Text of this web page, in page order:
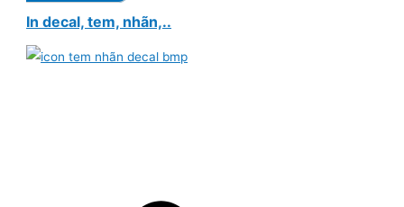
In decal, tem, nhãn,..